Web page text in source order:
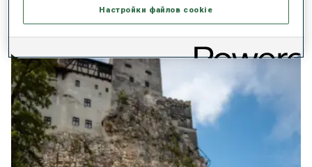
Настройки файлов cookie